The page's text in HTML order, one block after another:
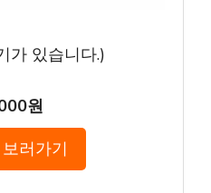
가 있습니다.)
원
러가기